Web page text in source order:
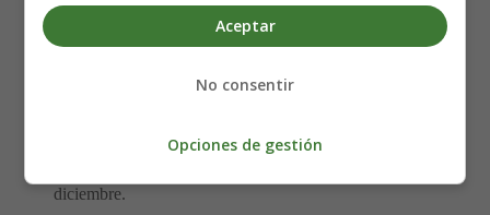
De personalidad muy dinámica. Cargado de ideas
innovadoras y libertarias.Solidario
Su número de la suerte es el 1.
diciembre.
Aceptar
No consentir
Opciones de gestión